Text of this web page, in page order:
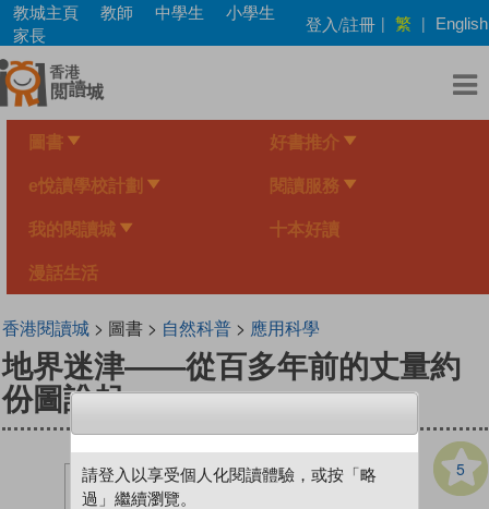
Skip
main
content
教城主頁 教師 中學生
小學生
家長
登入/註冊 | 繁 | English
圖書 好書推介
e悅讀學校計劃 閱讀服務
我的閱讀城 十本好讀
漫話生活
香港閱讀城> 圖書 > 自然科普> 應用科學
地界迷津——從百多年前的丈量約
份圖說起
5
請登入以享受個人化閱讀體驗，或按「略
過」繼續瀏覽。